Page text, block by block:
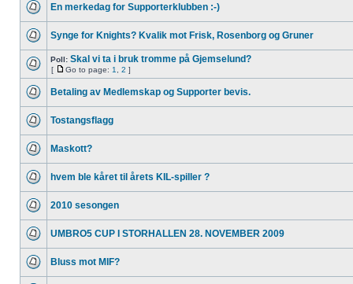
En merkedag for Supporterklubben :-)
Synge for Knights? Kvalik mot Frisk, Rosenborg og Gruner
Poll: Skal vi ta i bruk tromme på Gjemselund?
[ Go to page: 1 2 ]
Betaling av Medlemskap og Supporter bevis.
Tostangsflagg
Maskott?
hvem ble kåret til årets KIL-spiller ?
2010 sesongen
UMBRO5 CUP I STORHALLEN 28. NOVEMBER 2009
Bluss mot MIF?